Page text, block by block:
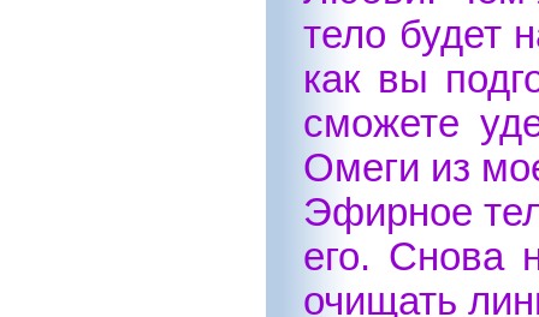
тело будет
как вы
сможете
Омеги из
Эфирное
его. Снова
очищать